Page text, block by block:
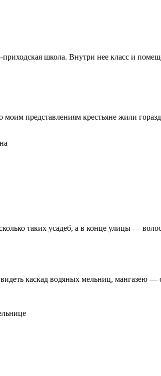
приходская школа. Внутри нее класс и
моим представлениям крестьяне жили
таких усадеб, а в конце улицы —
каскад водяных мельниц, мангазею —